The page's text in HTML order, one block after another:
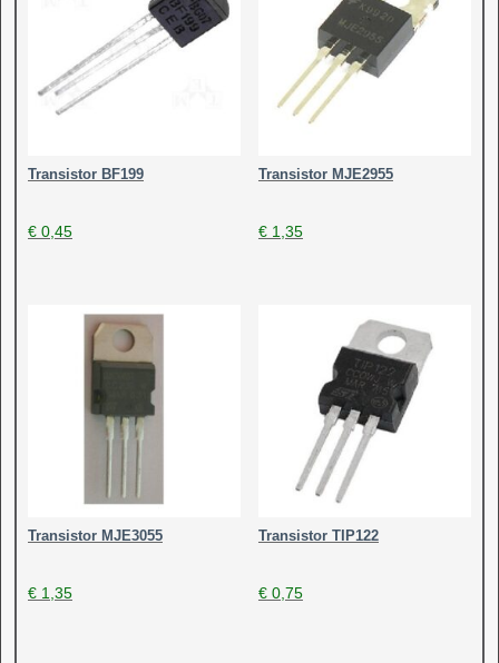
Transistor BF199
€ 0,45
Transistor MJE2955
€1,35
Transistor MJE3055
€ 1,35
Transistor TIP122
€0,75